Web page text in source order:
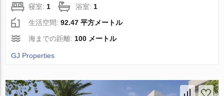
寝室:1 浴室:1
生活空間:92.47 平方メートル
海までの距離:100 メートル
GJ Properties